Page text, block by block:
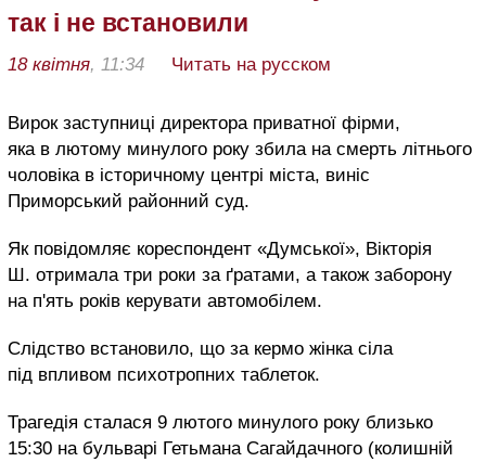
так і не встановили
18 квітня, 11:34 Читать на русском
Вирок заступниці директора приватної фірми,
яка в лютому минулого року збила на смерть літнього
чоловіка в історичному центрі міста, виніс
Приморський районний суд.
Як повідомляє кореспондент «Думської», Вікторія
Ш. отримала три роки за ґратами, а також заборону
на п'ять років керувати автомобілем.
Слідство встановило, що за кермо жінка сіла
під впливом психотропних таблеток.
Трагедія сталася 9 лютого минулого року близько
15:30 на бульварі Гетьмана Сагайдачного (колишній